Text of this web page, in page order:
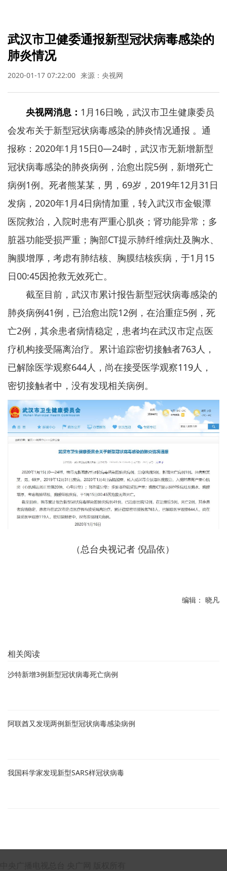
武汉市卫健委通报新型冠状病毒感染的
肺炎情况
2020-01-17 07:22:00 来源：央视网
央视网消息： 1月16日晚，武汉市卫生健康委员
会发布关于新型冠状病毒感染的肺炎情况通报 。通
报称：2020年1月15日0—24时，武汉市无新增新型
冠状病毒感染的肺炎病例，治愈出院5例，新增死亡
病例1例。死者熊某某，男，69岁，2019年12月31日
发病，2020年1月4日病情加重，转入武汉市金银潭
医院救治，入院时患有严重心肌炎；肾功能异常；多
脏器功能受损严重；胸部CT提示肺纤维病灶及胸水、
胸膜增厚，考虑有肺结核、胸膜结核疾病，于1月15
日00:45因抢救无效死亡。
截至目前，武汉市累计报告新型冠状病毒感染的
肺炎病例41例，已治愈出院12例，在治重症5例，死
亡2例，其余患者病情稳定，患者均在武汉市定点医
疗机构接受隔离治疗。累计追踪密切接触者763人，
已解除医学观察644人，尚在接受医学观察119人，
密切接触者中，没有发现相关病例。
（总台央视记者 倪晶依）
编辑： 晓凡
相关阅读
沙特新增3例新型冠状病毒死亡病例
阿联酋又发现两例新型冠状病毒感染病例
我国科学家发现新型SARS样冠状病毒